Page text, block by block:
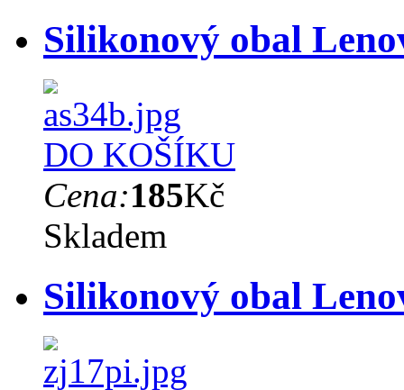
Silikonový obal
DO KOŠÍKU
Cena:185Kč
Skladem
Silikonový obal